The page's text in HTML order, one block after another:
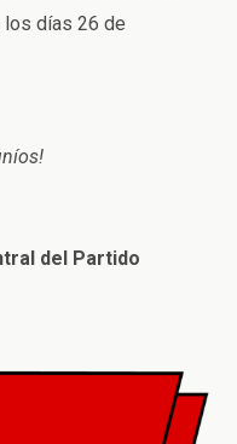
los días 26 de
del Partido